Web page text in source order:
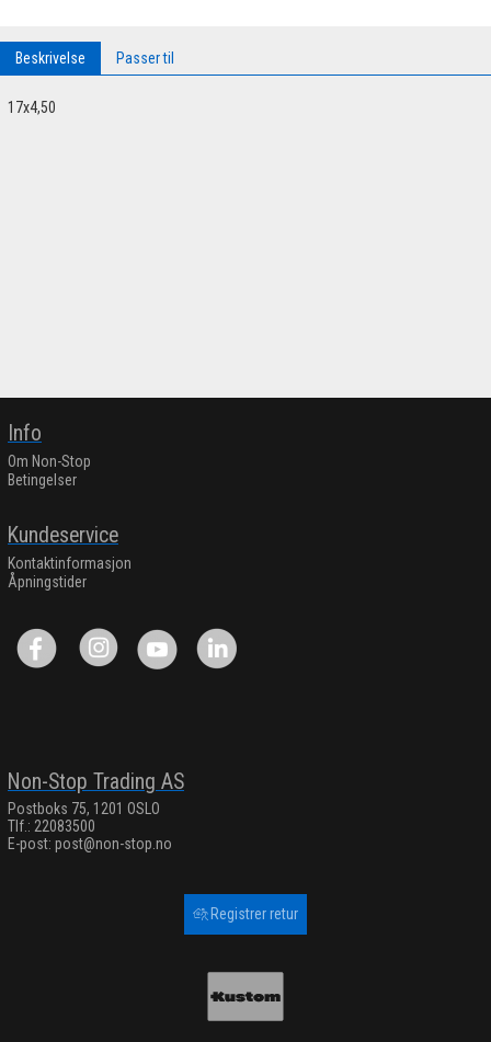
Beskrivelse Passer til
17x4,50
Info
Om Non-Stop
Betingelser
Kundeservice
Kontaktinformasjon
Åpningstider
Non-Stop Trading AS
Postboks 75, 1201 OSLO
Tlf.: 22083500
E-post: post@non-stop.no
Registrer retur